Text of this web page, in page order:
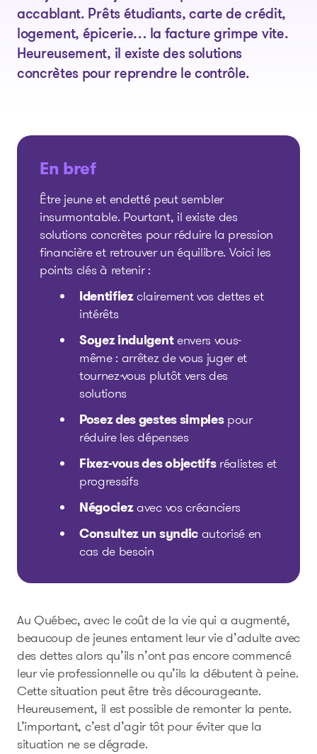
accablant. Prêts étudiants, carte de crédit,
logement, épicerie… la facture grimpe vite.
Heureusement, il existe des solutions
concrètes pour reprendre le contrôle.
En bref
Être jeune et endetté peut sembler
insurmontable. Pourtant, il existe des
solutions concrètes pour réduire la pression
financière et retrouver un équilibre. Voici les
points clés à retenir :
Identifiezclairement vos dettes et
intérêts
Soyez indulgentenvers vous-
même : arrêtez de vous juger et
tournez-vous plutôt vers des
solutions
Posez des gestes simplespour
réduire les dépenses
Fixez-vous des objectifsréalistes et
progressifs
Négociezavec vos créanciers
Consultez un syndicautorisé en
cas de besoin
Au Québec, avec le coût de la vie qui a augmenté,
beaucoup de jeunes entament leur vie d’adulte avec
des dettes alors qu’ils n’ont pas encore commencé
leur vie professionnelle ou qu’ils la débutent à peine.
Cette situation peut être très décourageante.
Heureusement, il est possible de remonter la pente.
L’important, c’est d’agir tôt pour éviter que la
situation ne se dégrade.